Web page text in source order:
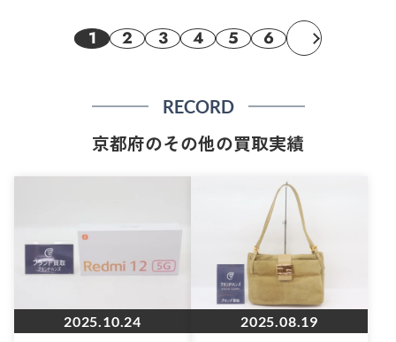
1 2 3 4 5 6
RECORD
京都府のその他の買取実績
2025.10.24 2025.08.19